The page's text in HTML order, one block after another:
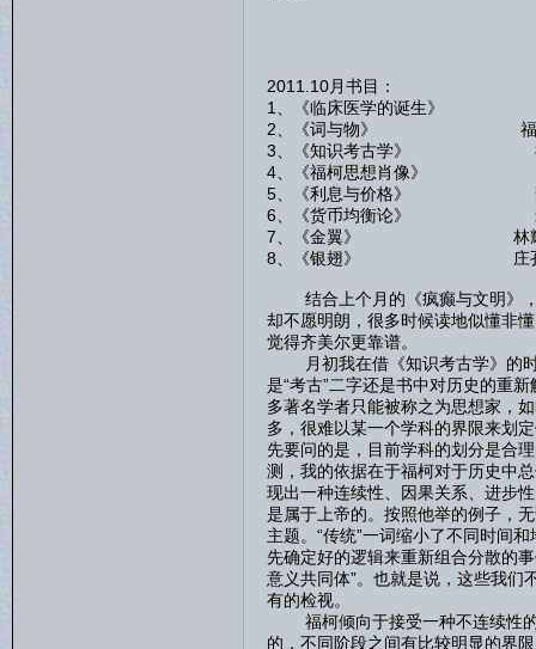
2011.10月书目：
1、《临床医学的诞生》
2、《词与物》 福
3、《知识考古学》
4、《福柯思想肖像》
5、《利息与价格》 魏
6、《货币均衡论》 米
7、《金翼》 林耀
8、《银翅》 庄孔
结合上个月的《疯癫与文明》，
却不愿明朗，很多时候读地似懂非
觉得齐美尔更靠谱。
月初我在借《知识考古学》的时
是“考古”二字还是书中对历史的重
多著名学者只能被称之为思想家，
多，很难以某一个学科的界限来划
先要问的是，目前学科的划分是合
测，我的依据在于福柯对于历史中
现出一种连续性、因果关系、进步
是属于上帝的。按照他举的例子，无
主题。“传统”一词缩小了不同时间
先确定好的逻辑来重新组合分散的
意义共同体”。也就是说，这些我们
有的检视。
福柯倾向于接受一种不连续性的
的，不同阶段之间有比较明显的界